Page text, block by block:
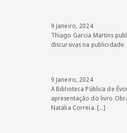
9 Janeiro, 2024
Thiago Garcia Martins
discursivas na publicidade.
9 Janeiro, 2024
A Biblioteca Pública de
apresentação do livro
Natália Correia. […]